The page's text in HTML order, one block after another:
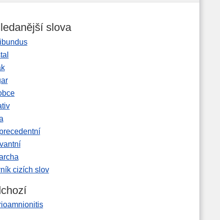
slova
cizích slov